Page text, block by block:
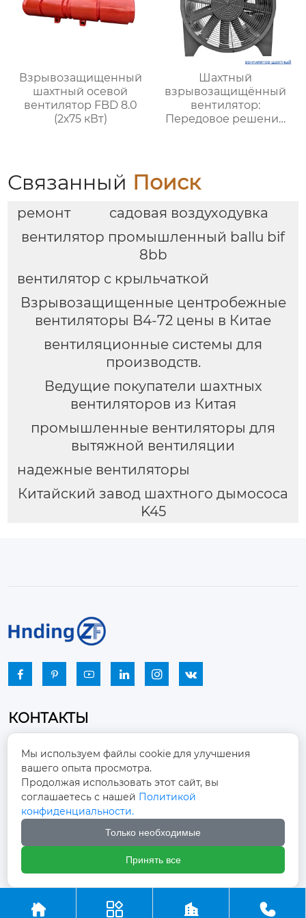
Взрывозащищенный
шахтный осевой
вентилятор FBD 8.0
(2х75 кВт)
Шахтный
взрывозащищённый
вентилятор:
Передовое решение
Связанный Поиск
ремонт
садовая воздуходувка
вентилятор промышленный ballu bif
8bb
вентилятор с крыльчаткой
Взрывозащищенные центробежные
вентиляторы B4-72 цены в Китае
вентиляционные системы для
производств.
Ведущие покупатели шахтных
вентиляторов из Китая
промышленные вентиляторы для
вытяжной вентиляции
надежные вентиляторы
Китайский завод шахтного дымососа
K45
     
КОНТАКТЫ

Промышленный парк, город Наньцзяо,
район Чжоуцунь, город Цзыбо, провинция
Шаньдун
winston-xu@hengdingfan.com
+86-13806434669
 +86 13806434669
   
Мы используем файлы cookie для улучшения
вашего опыта просмотра.
Продолжая использовать этот сайт, вы
соглашаетесь с нашей Политикой
конфиденциальности.
Только необходимые
Принять все